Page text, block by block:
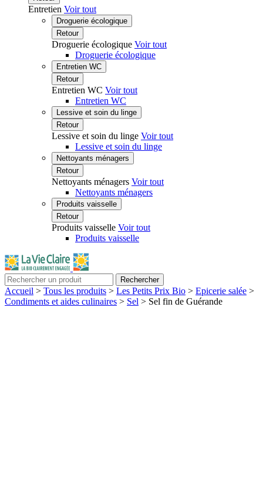
Entretien Voir tout
Droguerie écologique
Retour
Droguerie écologique Voir tout
Droguerie écologique
Entretien WC
Retour
Entretien WC Voir tout
Entretien WC
Lessive et soin du linge
Retour
Lessive et soin du linge Voir tout
Lessive et soin du linge
Nettoyants ménagers
Retour
Nettoyants ménagers Voir tout
Nettoyants ménagers
Produits vaisselle
Retour
Produits vaisselle Voir tout
Produits vaisselle
Rechercher
Accueil > Tous les produits > Les Petits Prix Bio > Epicerie salée >
Condiments et aides culinaires > Sel > Sel fin de Guérande